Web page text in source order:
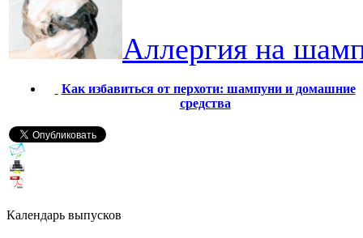
Аллергия на
Как избавиться от перхоти: шампуни и домашние
средства
Календарь выпусков